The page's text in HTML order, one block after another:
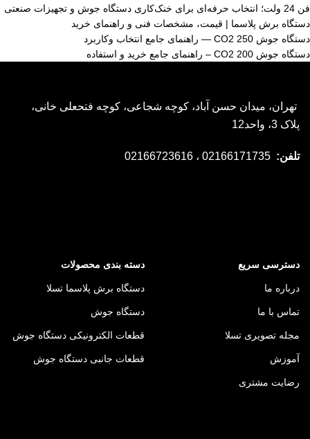
فن 24 ولت؛ انتخاب حرفه‌ای برای خنک‌کاری دستگاه جوش و تجهیزات صنعتی
دستگاه برش پلاسما | قیمت، مشخصات فنی و راهنمای خرید
دستگاه جوش CO2 250 — راهنمای جامع انتخاب وکاربرد
دستگاه جوش CO2 200 – راهنمای جامع خرید و استفاده
تهران، میدان حسن آباد، کوچه شجاعی، کوچه فتحعلی خانی،
پلاک 3، واحد12
تلفن:
دسترسی سریع
درباره ما
تماس با ما
مجله تصویری تسلا
آموزش
رضایت مشتری
دسته بندی محصولات
دستگاه برش پلاسما تسلا
دستگاه جوش
قطعات الکترونیکی دستگاه جوش
قطعات جانبی دستگاه جوش